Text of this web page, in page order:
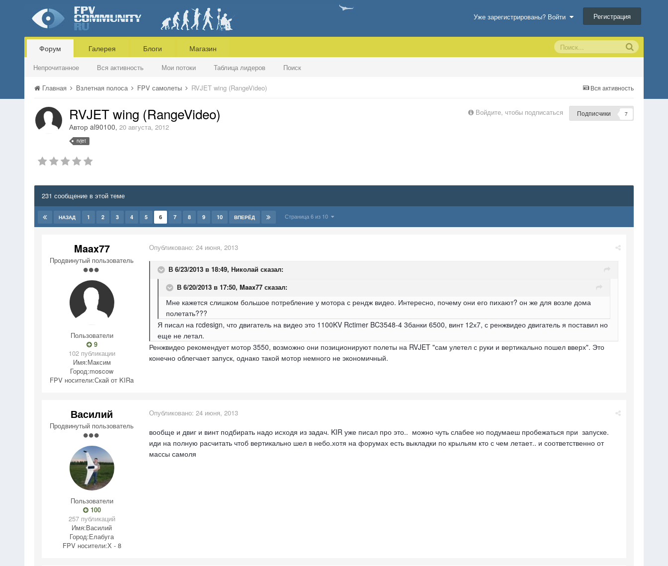
Уже зарегистрированы? Войти Регистрация
Форум
Непрочитанное Вся активность Мои потоки Таблица лидеров Поиск
Галерея Блоги Магазин
Вся активность
Главная Взлетная полоса FPV самолеты RVJET wing (RangeVideo)
Войдите, чтобы подписаться Подписчики 7
RVJET wing (RangeVideo)
Автор al90100, 20 августа, 2012
rvjet
231 сообщение в этой теме
НАЗАД 1 2 3 4 5 6 7 8 9 10 ВПЕРЁД Страница 6 из 10
Maax77
Продвинутый пользователь
Пользователи
9
102 публикации
Имя:Максим
Город:moscow
FPV носители:Скай от KIRa
Опубликовано: 24 июня, 2013
В 6/23/2013 в 18:49, Николай сказал:
В 6/20/2013 в 17:50, Maax77 сказал:
Мне кажется слишком большое потребление у мотора с рендж видео. Интересно, почему они его пихают? он же для возле дома
полетать???
Я писал на rcdesign, что двигатель на видео это 1100KV Rctimer BC3548-4 3банки 6500, винт 12х7, с ренжвидео двигатель я поставил но
еще не летал.
Ренжвидео рекомендует мотор 3550, возможно они позиционируют полеты на RVJET "сам улетел с руки и вертикально пошел вверх". Это
конечно облегчает запуск, однако такой мотор немного не экономичный.
Василий
Продвинутый пользователь
Пользователи
100
257 публикаций
Имя:Василий
Город:Елабуга
FPV носители:Х - 8
Опубликовано: 24 июня, 2013
вообще и двиг и винт подбирать надо исходя из задач. KIR уже писал про это.. можно чуть слабее но подумаеш пробежаться при запуске.
иди на полную расчитать чтоб вертикально шел в небо.хотя на форумах есть выкладки по крыльям кто с чем летает.. и соответственно от
массы самоля